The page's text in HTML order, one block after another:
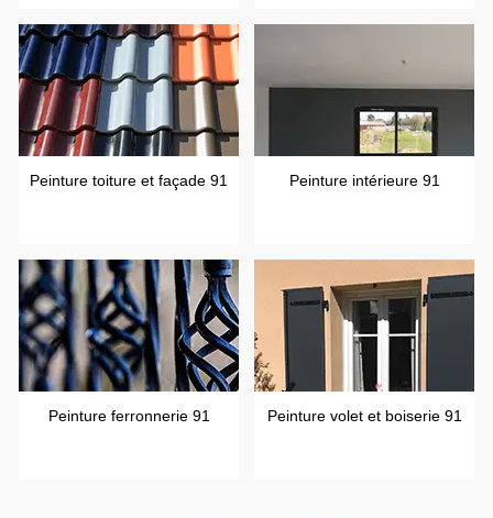
Peinture toiture et façade 91 Peinture intérieure 91
Peinture ferronnerie 91 Peinture volet et boiserie 91